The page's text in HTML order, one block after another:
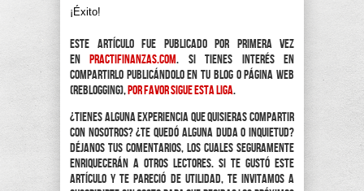
¡Éxito!
Este artículo fue publicado por primera vez
enpractifinanzas.com. Si tienes interés en
compartirlo publicándolo en tu blog o página web
(reblogging),por favor sigue esta liga.
¿Tienes alguna experiencia que quisieras compartir
con nosotros? ¿Te quedó alguna duda o inquietud?
Déjanos tus comentarios, los cuales seguramente
enriquecerán a otros lectores. Si te gustó este
artículo y te pareció de utilidad, te invitamos a